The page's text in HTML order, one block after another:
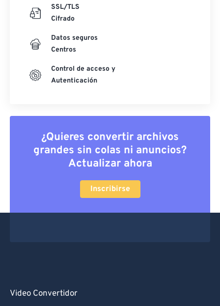
SSL/TLS
Cifrado
Datos seguros
Centros
Control de acceso y
Autenticación
¿Quieres convertir archivos
grandes sin colas ni anuncios?
Actualizar ahora
Inscribirse
Video Convertidor